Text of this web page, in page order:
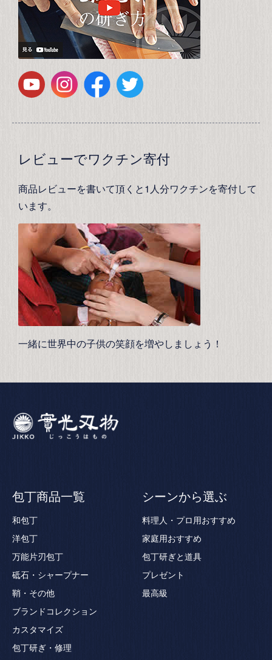
レビューでワクチン寄付
商品レビューを書いて頂くと1人分ワクチンを寄付して
います。
一緒に世界中の子供の笑顔を増やしましょう！
包丁商品一覧
和包丁
洋包丁
万能片刃包丁
砥石・シャープナー
鞘・その他
ブランドコレクション
カスタマイズ
包丁研ぎ・修理
シーンから選ぶ
料理人・プロ用おすすめ
家庭用おすすめ
包丁研ぎと道具
プレゼント
最高級